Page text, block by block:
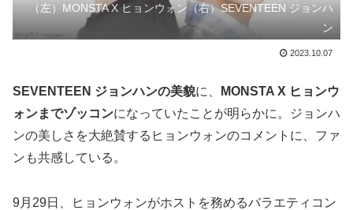
（左）MONSTA X ヒョンウォン（右）SEVENTEEN ジョンハ
ン
2023.10.07
SEVENTEEN ジョンハンの美貌に、
MONSTA X ヒョンウ
ォンまでゾッコンになっていたことが明らかに。ジョンハ
ンの美しさを大絶賛するヒョンウォンのコメントに、ファ
ンも共感している。
9月29日、ヒョンウォンがホストを務めるバラエティコン